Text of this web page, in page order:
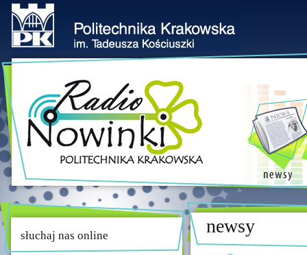
słuchaj nas online newsy